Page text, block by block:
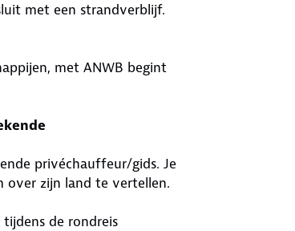
met een strandverblijf.
met ANWB begint
privéchauffeur/gids. Je
over zijn land te vertellen.
de rondreis